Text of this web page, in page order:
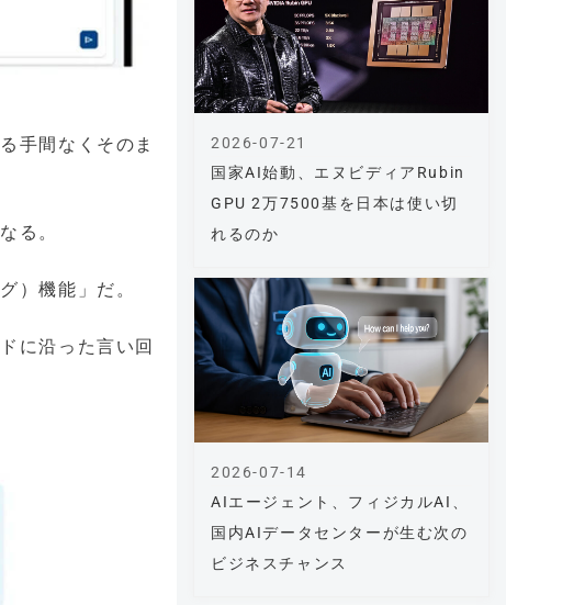
手間なくそのま
る。
）機能」だ。
に沿った言い回
国家AI始動、エヌビディアRubin
GPU 2万7500基を日本は使い切
れるのか
2026-07-21
AIエージェント、フィジカルAI、
国内AIデータセンターが生む次の
ビジネスチャンス
2026-07-14